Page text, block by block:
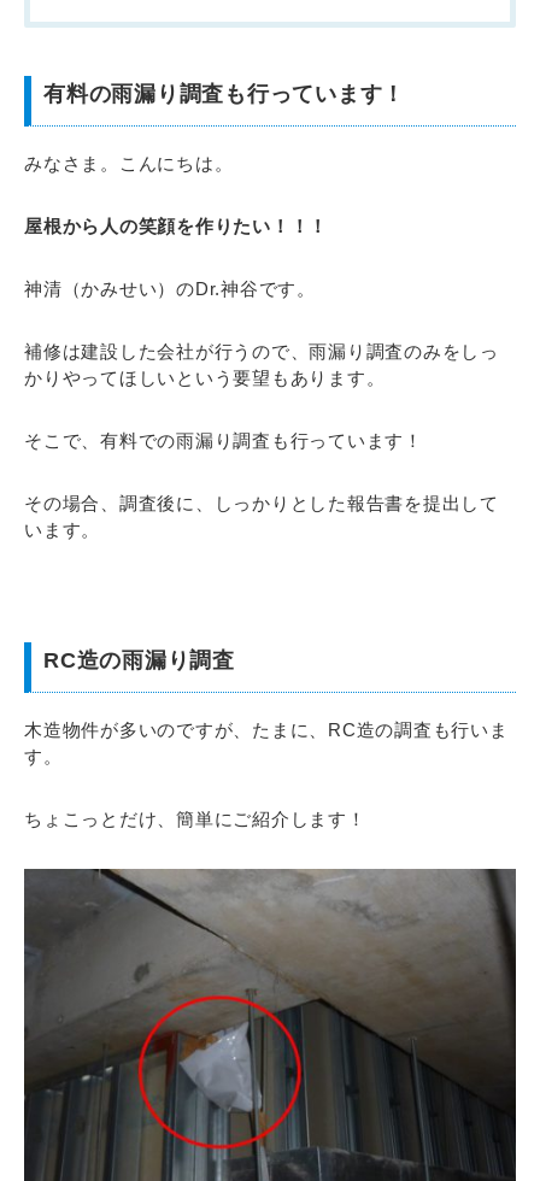
有料の雨漏り調査も行っています！
みなさま。こんにちは。
屋根から人の笑顔を作りたい！！！
神清（かみせい）のDr.神谷です。
補修は建設した会社が行うので、雨漏り調査のみをしっ
かりやってほしいという要望もあります。
そこで、有料での雨漏り調査も行っています！
その場合、調査後に、しっかりとした報告書を提出して
います。
RC造の雨漏り調査
木造物件が多いのですが、たまに、RC造の調査も行いま
す。
ちょこっとだけ、簡単にご紹介します！